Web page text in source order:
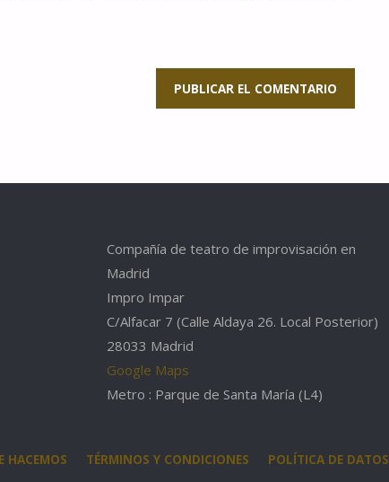
Compañía de teatro de improvisación en
Madrid
Impro Impar
C/Alfacar 7 (Calle Aldaya 26. Local Posterior)
28033 Madrid
Google Maps
Metro : Parque de Santa María (L4)
HACEMOS TÉRMINOS Y CONDICIONES POLÍTICA DE DATOS